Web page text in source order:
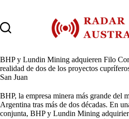
contenido
BHP y Lundin Mining adquieren Filo
realidad de dos de los proyectos
San Juan
BHP, la empresa minera más grande del
Argentina tras más de dos décadas. En
conjunta, BHP y Lundin Mining